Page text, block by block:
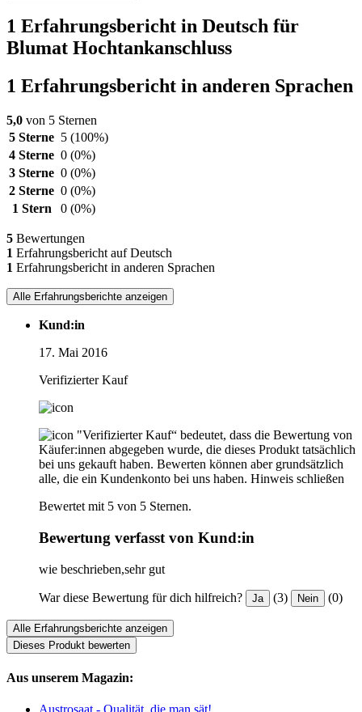
1 Erfahrungsbericht in Deutsch für
Blumat Hochtankanschluss
1 Erfahrungsbericht in anderen Sprachen
5,0 von 5 Sternen
5 Sterne 5 (100%)
4 Sterne 0 (0%)
3 Sterne 0 (0%)
2 Sterne 0 (0%)
1 Stern
0 (0%)
5 Bewertungen
1 Erfahrungsbericht auf Deutsch
1 Erfahrungsbericht in anderen Sprachen
Alle Erfahrungsberichte anzeigen
Kund:in
17. Mai 2016
Verifizierter Kauf
"Verifizierter Kauf“ bedeutet, dass die Bewertung von
Käufer:innen abgegeben wurde, die dieses Produkt tatsächlich
bei uns gekauft haben. Bewerten können aber grundsätzlich
alle, die ein Kundenkonto bei uns haben. Hinweis schließen
Bewertet mit 5 von 5 Sternen.
Bewertung verfasst von Kund:in
wie beschrieben,sehr gut
War diese Bewertung für dich hilfreich? Ja (3) Nein (0)
Alle Erfahrungsberichte anzeigen
Dieses Produkt bewerten
Aus unserem Magazin:
Austrosaat - Qualität, die man sät!